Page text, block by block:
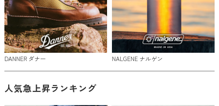
DANNER ダナー NALGENE ナルゲン
人気急上昇ランキング